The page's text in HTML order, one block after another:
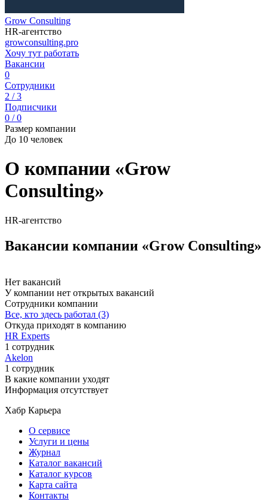
Grow Consulting
HR-агентство
growconsulting.pro
Хочу тут работать
Вакансии
0
Сотрудники
2 / 3
Подписчики
0 / 0
Размер компании
До 10 человек
О компании «Grow
Consulting»
HR-агентство
Вакансии компании «Grow Consulting»
Нет вакансий
У компании нет открытых вакансий
Сотрудники компании
Все, кто здесь работал (3)
Откуда приходят в компанию
HR Experts
1 сотрудник
Akelon
1 сотрудник
В какие компании уходят
Информация отсутствует
Хабр Карьера
О сервисе
Услуги и цены
Журнал
Каталог вакансий
Каталог курсов
Карта сайта
Контакты